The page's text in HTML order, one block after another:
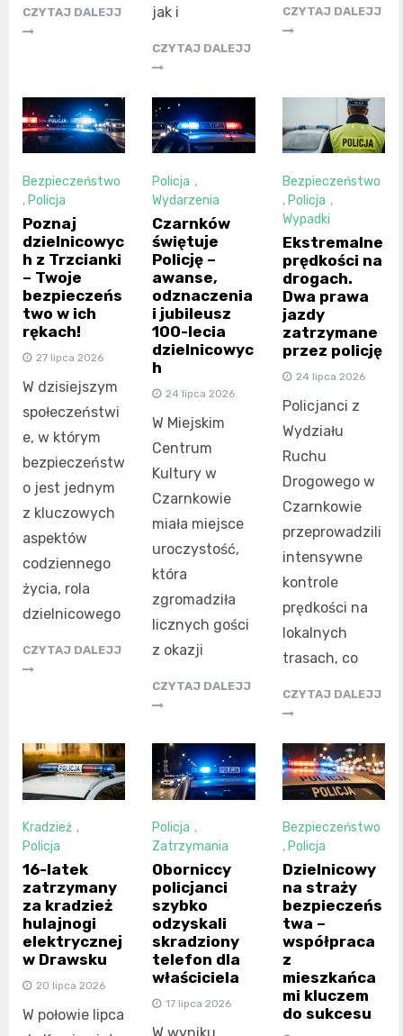
CZYTAJ DALEJJ
jak i
CZYTAJ DALEJJ
CZYTAJ DALEJJ
Bezpieczeństwo
, Policja
Poznaj
dzielnicowyc
h z Trzcianki
– Twoje
bezpieczeńs
two w ich
rękach!
27 lipca 2026
W dzisiejszym
społeczeństwi
e, w którym
bezpieczeństw
o jest jednym
z kluczowych
aspektów
codziennego
życia, rola
dzielnicowego
CZYTAJ DALEJJ
Policja ,
Wydarzenia
Czarnków
świętuje
Policję –
awanse,
odznaczenia
i jubileusz
100-lecia
dzielnicowyc
h
24 lipca 2026
W Miejskim
Centrum
Kultury w
Czarnkowie
miała miejsce
uroczystość,
która
zgromadziła
licznych gości
z okazji
CZYTAJ DALEJJ
Bezpieczeństwo
, Policja ,
Wypadki
Ekstremalne
prędkości na
drogach.
Dwa prawa
jazdy
zatrzymane
przez policję
24 lipca 2026
Policjanci z
Wydziału
Ruchu
Drogowego w
Czarnkowie
przeprowadzili
intensywne
kontrole
prędkości na
lokalnych
trasach, co
CZYTAJ DALEJJ
Kradzież ,
Policja
16-latek
zatrzymany
za kradzież
hulajnogi
elektrycznej
w Drawsku
20 lipca 2026
W połowie lipca
Policja ,
Zatrzymania
Oborniccy
policjanci
szybko
odzyskali
skradziony
telefon dla
właściciela
17 lipca 2026
Bezpieczeństwo
, Policja
Dzielnicowy
na straży
bezpieczeńs
twa –
współpraca
z
mieszkańca
mi kluczem
do sukcesu